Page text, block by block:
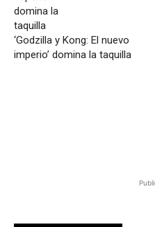
‘Godzilla y Kong: El nuevo
imperio’ domina la taquilla